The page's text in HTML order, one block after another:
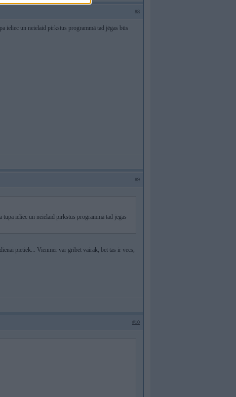
#8
ieliec un neielaid pirkstus programmā tad jēgas būs
#9
ieliec un neielaid pirkstus programmā tad jēgas
pietiek... Vienmēr var gribēt vairāk, bet tas ir vecs,
#10